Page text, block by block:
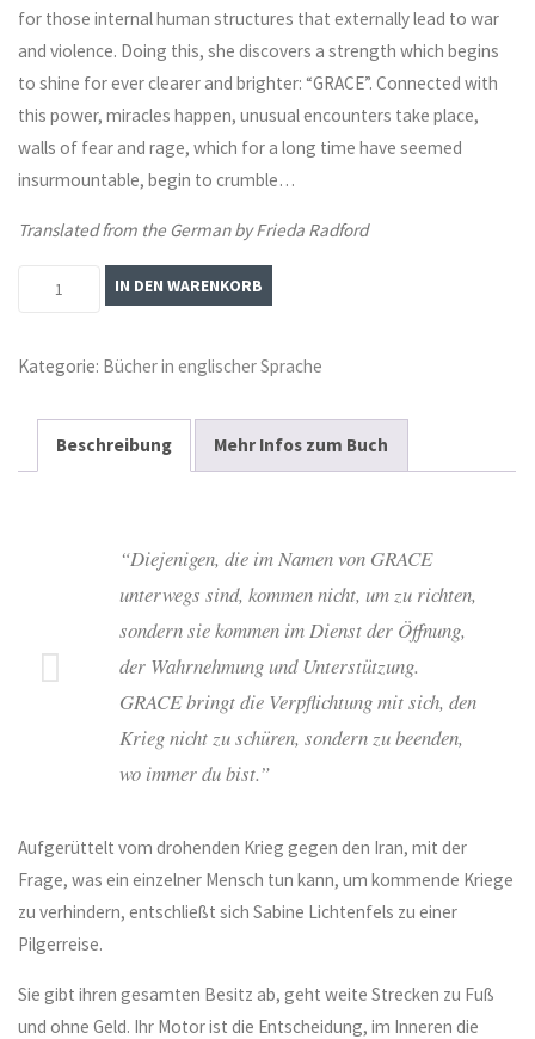
for those internal human structures that externally lead to war
and violence. Doing this, she discovers a strength which begins
to shine for ever clearer and brighter: “GRACE”. Connected with
this power, miracles happen, unusual encounters take place,
walls of fear and rage, which for a long time have seemed
insurmountable, begin to crumble…
Translated from the German by Frieda Radford
Grace:
a
without
War
IN DEN WARENKORB
Kategorie: Bücher in englischer Sprache
Beschreibung Mehr Infos zum Buch
“Diejenigen, die im Namen von GRACE
unterwegs sind, kommen nicht, um zu richten,
sondern sie kommen im Dienst der Öffnung,
der Wahrnehmung und Unterstützung.
GRACE bringt die Verpflichtung mit sich, den
Krieg nicht zu schüren, sondern zu beenden,
wo immer du bist.”
Aufgerüttelt vom drohenden Krieg gegen den Iran, mit der
Frage, was ein einzelner Mensch tun kann, um kommende Kriege
zu verhindern, entschließt sich Sabine Lichtenfels zu einer
Pilgerreise.
Sie gibt ihren gesamten Besitz ab, geht weite Strecken zu Fuß
und ohne Geld. Ihr Motor ist die Entscheidung, im Inneren die